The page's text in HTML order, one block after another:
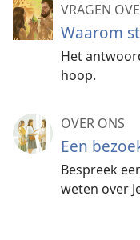
VRAGEN
Waarom
Het
hoop.
OVER ONS
Een
Bespreek
weten over